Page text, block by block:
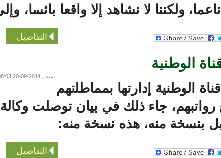
ولكننا لا نشاهد إلا واقعا بائسا، وإلي
التفاصيل
الوطنية
سبت, 2014-09-20 08:03
إدارتها بمماطلتهم
جاء ذلك في بيان توصلت وكالة
بنسخة منه، هذه نسخة منه:
التفاصيل